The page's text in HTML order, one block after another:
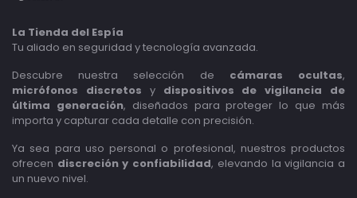
La Tienda del Espía
Tu aliado en seguridad y tecnología avanzada.
Descubre nuestra selección de cámaras ocultas,
micrófonos discretos y dispositivos de vigilancia de
última generación, diseñados para proteger lo que más
importa y capturar cada detalle con precisión.
Ya sea para uso personal o profesional, nuestros productos
ofrecen discreción y confiabilidad, elevando la vigilancia a
un nuevo nivel.